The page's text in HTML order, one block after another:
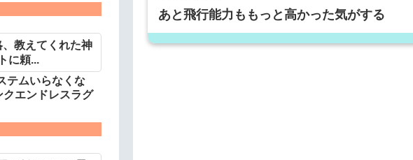
あと飛行能力ももっと高かった気がする
教えてくれた神
に頼...
テムいらなくな
エンドレスラグ